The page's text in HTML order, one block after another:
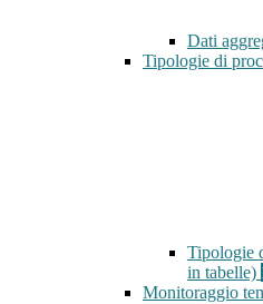
Dati
Tipologie di
Tipologie
in tabelle)
Monitoraggio